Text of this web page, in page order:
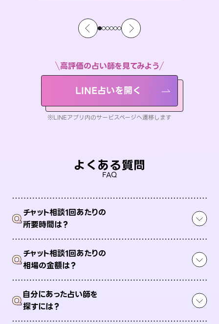
高評価の占い師を見てみよう
LINE占いを開く
※LINEアプリ内のサービスページへ遷移します
よくある質問
FAQ
Qチャット相談1回あたりの
所要時間は？
Qチャット相談1回あたりの
相場の金額は？
Q自分にあった占い師を
探すには？